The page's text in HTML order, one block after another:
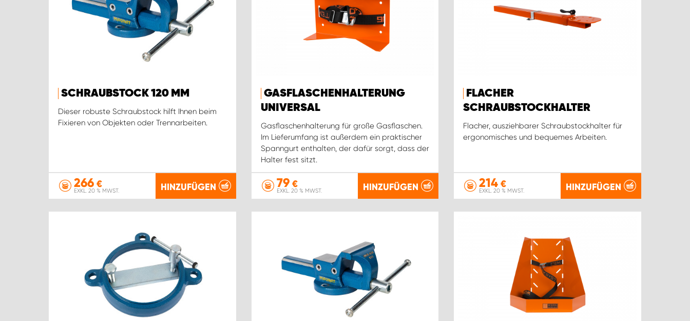
SCHRAUBSTOCK 120 MM
Dieser robuste Schraubstock hilft Ihnen beim
Fixieren von Objekten oder Trennarbeiten.
266 €
EXKL. 20 % MWST. HINZUFÜGEN
GASFLASCHENHALTERUNG
UNIVERSAL
Gasflaschenhalterung für große Gasflaschen.
Im Lieferumfang ist außerdem ein praktischer
Spanngurt enthalten, der dafür sorgt, dass der
Halter fest sitzt.
79€
EXKL. 20 % MWST. HINZUFÜGEN
FLACHER
SCHRAUBSTOCKHALTER
Flacher, ausziehbarer Schraubstockhalter für
ergonomisches und bequemes Arbeiten.
214 €
EXKL. 20 % MWST. HINZUFÜGEN